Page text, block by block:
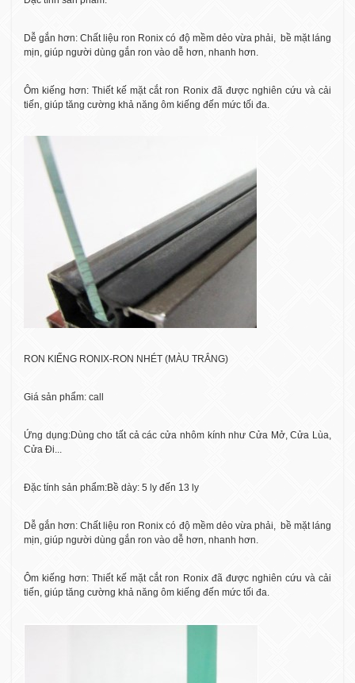
Dễ gắn hơn: Chất liệu ron Ronix có độ mềm dẻo vừa phải, bề mặt láng
mịn, giúp người dùng gắn ron vào dễ hơn, nhanh hơn.
Ôm kiếng hơn: Thiết kế mặt cắt ron Ronix đã được nghiên cứu và cải
tiến, giúp tăng cường khả năng ôm kiếng đến mức tối đa.
RON KIẾNG RONIX-RON NHÉT (MÀU TRẮNG)
Giá sản phẩm: call
Ứng dụng:Dùng cho tất cả các cửa nhôm kính như Cửa Mở, Cửa Lùa,
Cửa Đi...
Đặc tính sản phẩm:Bề dày: 5 ly đến 13 ly
Dễ gắn hơn: Chất liệu ron Ronix có độ mềm dẻo vừa phải, bề mặt láng
mịn, giúp người dùng gắn ron vào dễ hơn, nhanh hơn.
Ôm kiếng hơn: Thiết kế mặt cắt ron Ronix đã được nghiên cứu và cải
tiến, giúp tăng cường khả năng ôm kiếng đến mức tối đa.